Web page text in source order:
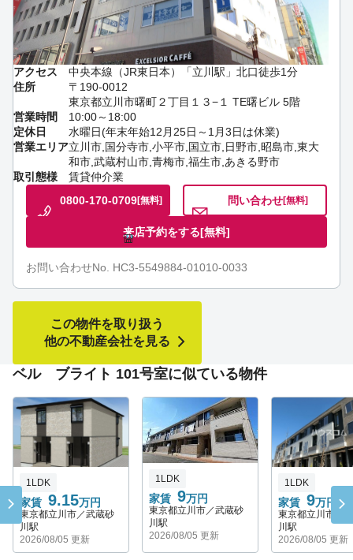
アクセス
中央本線（JR東日本）「立川駅」北口徒歩1分
住所
〒190-0012
東京都立川市曙町２丁目１３−１ TE曙ビル 5階
営業時間
10:00～18:00
定休日
水曜日(年末年始12月25日～1月3日は休業)
営業エリア立川市,国分寺市,小平市,国立市,日野市,昭島市,東大
和市,武蔵村山市,青梅市,福生市,あきる野市
取引態様
賃貸仲介業
0800-170-0709[無料] 問い合わせ[無料]
来店予約をする[無料]
お問い合わせNo. HC3-5549884-01010-0033
この物件を取り扱う
他の不動産会社を見る
ベル ブライト 101号室に似ている物件
家賃 9.15万円
1LDK
東京都立川市／武蔵砂
川駅
2026/08/05 更新
家賃 9万円
1LDK
東京都立川市／武蔵砂
川駅
2026/08/05 更新
家賃 9万円
1LDK
東京都立川市／
川駅
2026/08/05 更新